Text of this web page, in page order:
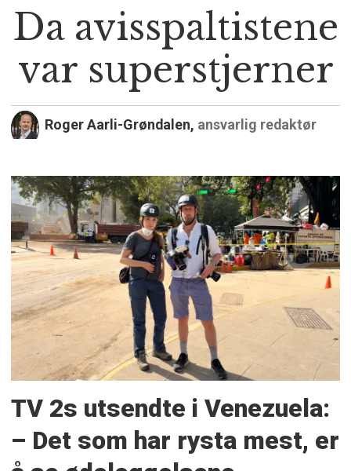
Da avisspaltistene
var superstjerner
Roger Aarli-Grøndalen, ansvarlig redaktør
TV 2s utsendte i Venezuela:
– Det som har rysta mest, er